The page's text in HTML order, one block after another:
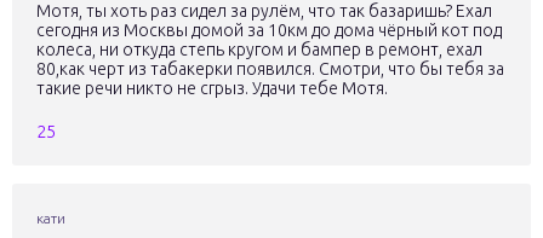
Мотя, ты хоть раз сидел за рулём, что так базаришь? Ехал
сегодня из Москвы домой за 10км до дома чёрный кот под
колеса, ни откуда степь кругом и бампер в ремонт, ехал
80,как черт из табакерки появился. Смотри, что бы тебя за
такие речи никто не сгрыз. Удачи тебе Мотя.
25
кати